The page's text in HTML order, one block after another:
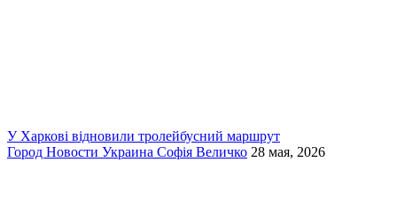
У Харкові відновили тролейбусний маршрут
Город Новости Украина Софія Величко 28 мая, 2026